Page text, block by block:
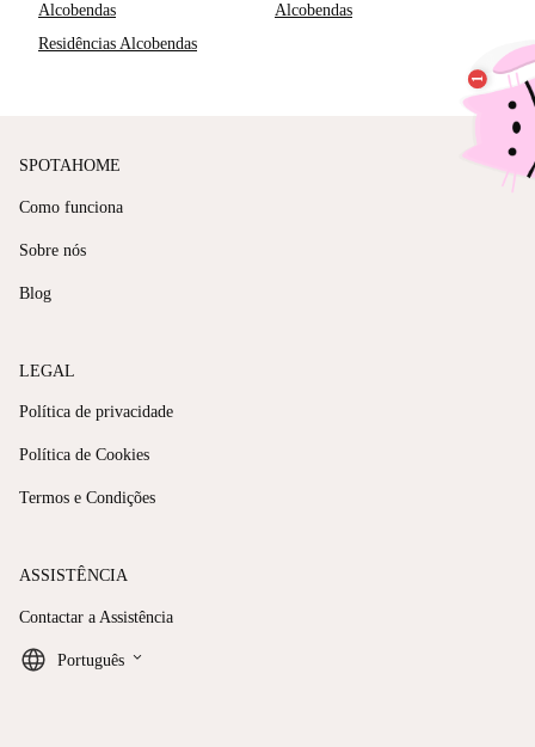
Alcobendas
Alcobendas
Residências Alcobendas
SPOTAHOME
Como funciona
Sobre nós
Blog
LEGAL
Política de privacidade
Política de Cookies
Termos e Condições
ASSISTÊNCIA
Contactar a Assistência
Português keyboard_arrow_down